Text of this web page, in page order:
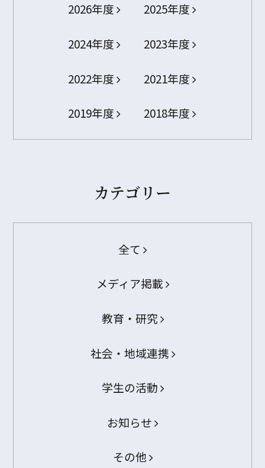
2026年度 2025年度
2024年度 2023年度
2022年度 2021年度
2019年度 2018年度
カテゴリー
全て
メディア掲載
教育・研究
社会・地域連携
学生の活動
お知らせ
その他